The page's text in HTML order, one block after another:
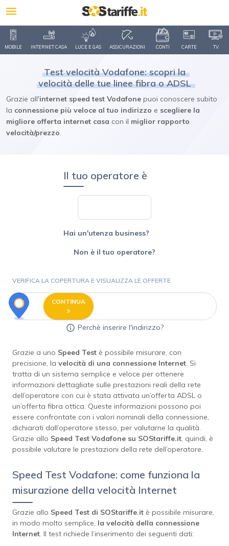
MOBILE INTERNET CASA LUCE E GAS ASSICURAZIONI CONTI CARTE TV
Test velocità Vodafone: scopri la
velocità delle tue linee fibra o ADSL
Grazie all'internet speed test Vodafone puoi conoscere subito
la connessione più veloce al tuo indirizzo e scegliere la
migliore offerta internet casa con il miglior rapporto
velocità/prezzo.
Il tuo operatore è
Hai un'utenza business?
Non è il tuo operatore?
CONTINUA
Perchè inserire l'indirizzo?
VERIFICA LA COPERTURA E VISUALIZZA LE OFFERTE
Grazie a uno Speed Test è possibile misurare, con
precisione, la velocità di una connessione Internet. Si
tratta di un sistema semplice e veloce per ottenere
informazioni dettagliate sulle prestazioni reali della rete
dell’operatore con cui è stata attivata un’offerta ADSL o
un’offerta fibra ottica. Queste informazioni possono poi
essere confrontate con i valori nominali della connessione,
dichiarati dall’operatore stesso, per valutarne la qualità.
Grazie allo Speed Test Vodafone su SOStariffe.it, quindi, è
possibile valutare le prestazioni della rete dell’operatore.
Speed Test Vodafone: come funziona la
misurazione della velocità Internet
Grazie allo Speed Test di SOStariffe.it è possibile misurare,
in modo molto semplice, la velocità della connessione
Internet. Il test richiede l’inserimento dei seguenti dati: